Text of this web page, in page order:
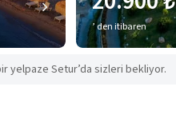
’ den itibaren
yelpaze Setur’da sizleri bekliyor.